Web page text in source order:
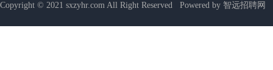
Copyright © 2021 sxzyhr.com All Right Reserved Powered by 智远招聘网